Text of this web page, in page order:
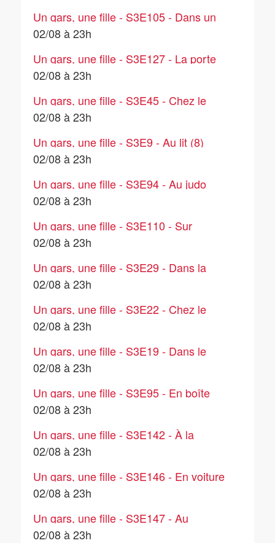
Un gars, une fille - S3E105 - Dans un
grand magasin
02/08 à 23h
Un gars, une fille - S3E127 - La porte
(3)
02/08 à 23h
Un gars, une fille - S3E45 - Chez le
chirurgien esthétique
02/08 à 23h
Un gars, une fille - S3E9 - Au lit (8)
02/08 à 23h
Un gars, une fille - S3E94 - Au judo
02/08 à 23h
Un gars, une fille - S3E110 - Sur
internet
02/08 à 23h
Un gars, une fille - S3E29 - Dans la
salle de bain (7)
02/08 à 23h
Un gars, une fille - S3E22 - Chez le
père de Jean
02/08 à 23h
Un gars, une fille - S3E19 - Dans le
salon (2)
02/08 à 23h
Un gars, une fille - S3E95 - En boîte
(2)
02/08 à 23h
Un gars, une fille - S3E142 - À la
laverie
02/08 à 23h
Un gars, une fille - S3E146 - En voiture
(7)
02/08 à 23h
Un gars, une fille - S3E147 - Au
téléphone (9)
02/08 à 23h